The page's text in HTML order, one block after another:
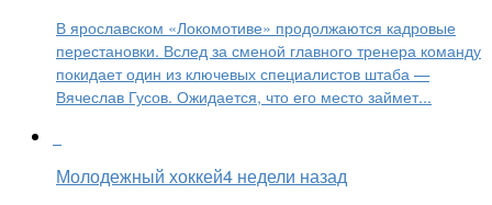
В ярославском «Локомотиве» продолжаются кадровые
перестановки. Вслед за сменой главного тренера команду
покидает один из ключевых специалистов штаба —
Вячеслав Гусов. Ожидается, что его место займет...
Молодежный хоккей4 недели назад